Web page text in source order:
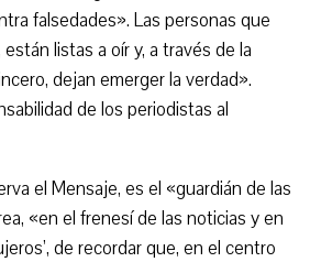
falsedades». Las personas que
listas a oír y, a través de la
dejan emerger la verdad».
de los periodistas al
el Mensaje, es el «guardián de las
«en el frenesí de las noticias y en
de recordar que, en el centro